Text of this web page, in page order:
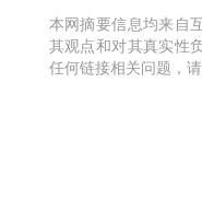
本网摘要信息均来自
其观点和对其真实性
任何链接相关问题，